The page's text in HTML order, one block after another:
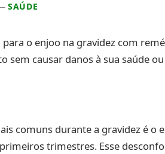
SAÚDE
o enjoo na gravidez com
sem causar danos à sua saúde
comuns durante a gravidez é o
trimestres. Esse